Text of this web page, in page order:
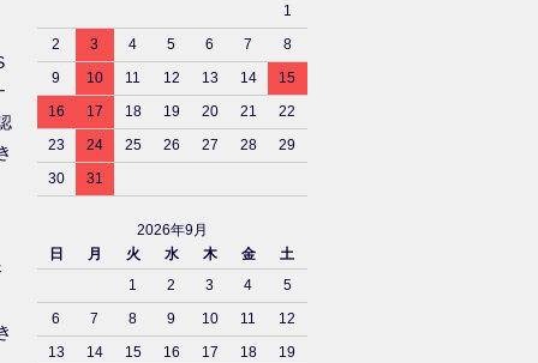
1
2
3 4 5 6 7
8
9
10 11 12 13 14
15
16
17 18 19 20 21
22
23
24 25 26 27 28
29
30
31
2026年9月
日
月 火 水 木 金
土
1
2 3 4
5
6
7 8 9 10 11
12
13
14 15 16 17 18
19